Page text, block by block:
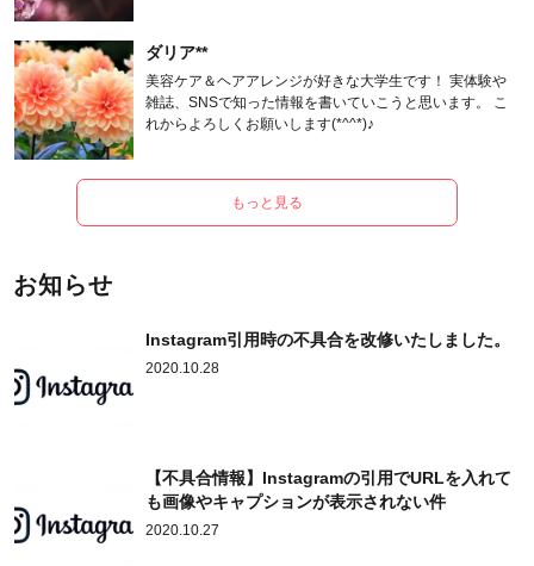
ダリア**
美容ケア＆ヘアアレンジが好きな大学生です！ 実体験や
雑誌、SNSで知った情報を書いていこうと思います。 こ
れからよろしくお願いします(*^^*)♪
もっと見る
お知らせ
Instagram引用時の不具合を改修いたしました。
2020.10.28
【不具合情報】Instagramの引用でURLを入れて
も画像やキャプションが表示されない件
2020.10.27